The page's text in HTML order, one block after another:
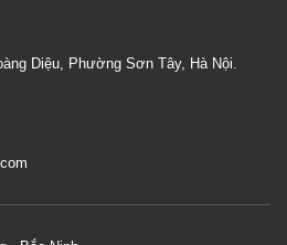
Diệu, Phường Sơn Tây, Hà Nội.